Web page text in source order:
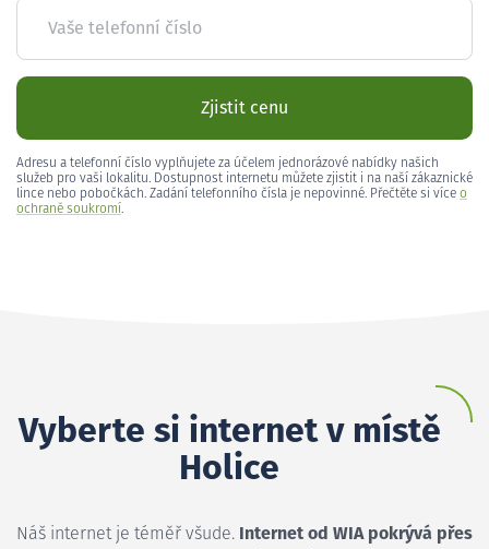
Vaše telefonní číslo
Zjistit cenu
Adresu a telefonní číslo vyplňujete za účelem jednorázové nabídky našich
služeb pro vaši lokalitu. Dostupnost internetu můžete zjistit i na naší zákaznické
lince nebo pobočkách. Zadání telefonního čísla je nepovinné. Přečtěte si více o
ochraně soukromí.
Vyberte si internet v místě
Holice
Náš internet je téměř všude. Internet od WIA pokrývá přes